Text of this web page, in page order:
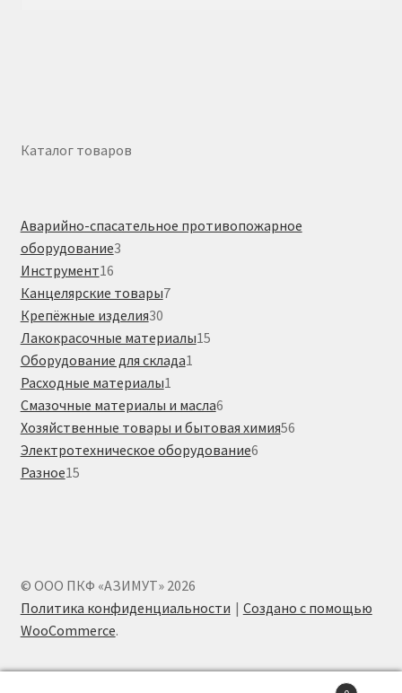
Каталог товаров
Аварийно-спасательное противопожарное
оборудование33
Инструмент1616
товаров
Канцелярские товары77
Крепёжные изделия3030
товаров
Лакокрасочные материалы1515
Оборудование для склада1
Расходные материалы1
товар
Смазочные материалы и масла66
товаров
Хозяйственные товары и бытовая химия5656
Электротехническое оборудование66
Разное1515
© ООО ПКФ «АЗИМУТ» 2026
Политика конфиденциальности
Создано с помощью
WooCommerce.